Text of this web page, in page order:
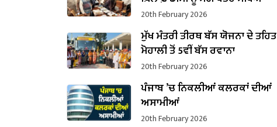
20th February 2026
ਮੁੱਖ ਮੰਤਰੀ ਤੀਰਥ ਬੱਸ ਯੋਜਨਾ ਦੇ ਤਹਿਤ
ਮੋਹਾਲੀ ਤੋਂ 5ਵੀਂ ਬੱਸ ਰਵਾਨਾ
20th February 2026
ਪੰਜਾਬ ’ਚ ਨਿਕਲੀਆਂ ਕਲਰਕਾਂ ਦੀਆਂ
ਅਸਾਮੀਆਂ
20th February 2026